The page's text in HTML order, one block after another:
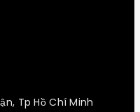
Tp Hồ Chí Minh